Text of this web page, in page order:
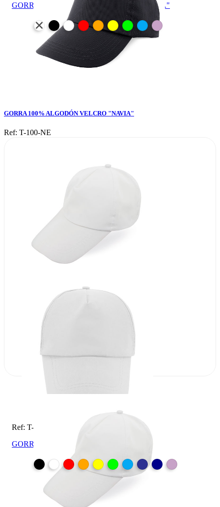
GORRA 100% ALGODÓN VELCRO "NAVIA"
GORRA 100% ALGODÓN VELCRO "NAVIA"
Ref: T-100-NE
Ref: T-1305-BL
GORRA VISERA LARGA "VISIÓN"